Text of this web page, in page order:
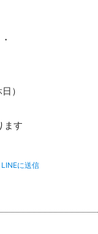
）
ます
LINEに送信